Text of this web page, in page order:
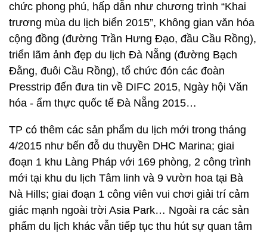
chức phong phú, hấp dẫn như chương trình “Khai
trương mùa du lịch biển 2015”, Không gian văn hóa
cộng đồng (đường Trần Hưng Đạo, đầu Cầu Rồng),
triển lãm ảnh đẹp du lịch Đà Nẵng (đường Bạch
Đằng, đuôi Cầu Rồng), tổ chức đón các đoàn
Presstrip đến đưa tin về DIFC 2015, Ngày hội Văn
hóa - ẩm thực quốc tế Đà Nẵng 2015…
TP có thêm các sản phẩm du lịch mới trong tháng
4/2015 như bến đỗ du thuyền DHC Marina; giai
đoạn 1 khu Làng Pháp với 169 phòng, 2 công trình
mới tại khu du lịch Tâm linh và 9 vườn hoa tại Bà
Nà Hills; giai đoạn 1 công viên vui chơi giải trí cảm
giác mạnh ngoài trời Asia Park… Ngoài ra các sản
phẩm du lịch khác vẫn tiếp tục thu hút sự quan tâm